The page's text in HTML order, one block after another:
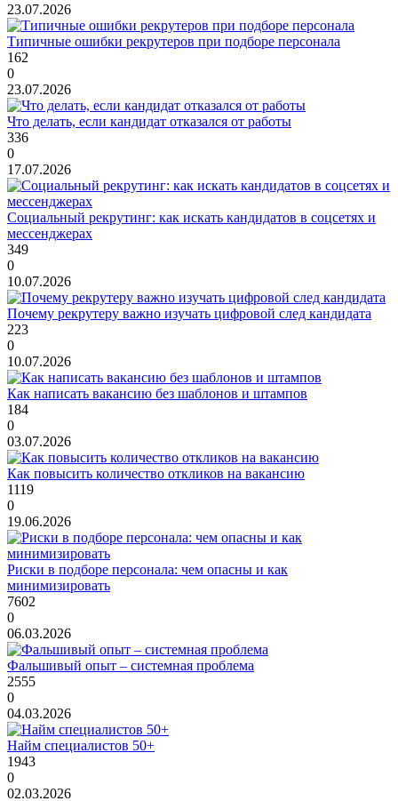
23.07.2026
Типичные ошибки рекрутеров при подборе персонала
162
0
23.07.2026
Что делать, если кандидат отказался от работы
336
0
17.07.2026
Социальный рекрутинг: как искать кандидатов в соцсетях и
мессенджерах
349
0
10.07.2026
Почему рекрутеру важно изучать цифровой след кандидата
223
0
10.07.2026
Как написать вакансию без шаблонов и штампов
184
0
03.07.2026
Как повысить количество откликов на вакансию
1119
0
19.06.2026
Риски в подборе персонала: чем опасны и как
минимизировать
7602
0
06.03.2026
Фальшивый опыт – системная проблема
2555
0
04.03.2026
Найм специалистов 50+
1943
0
02.03.2026